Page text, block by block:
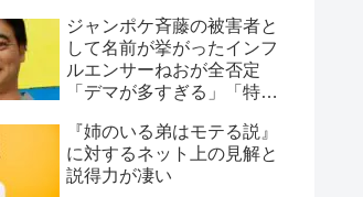
ジャンポケ斉藤の被害者と
して名前が挙がったインフ
ルエンサーねおが全否定
「デマが多すぎる」「特定
『姉のいる弟はモテる説』
に対するネット上の見解と
説得力が凄い